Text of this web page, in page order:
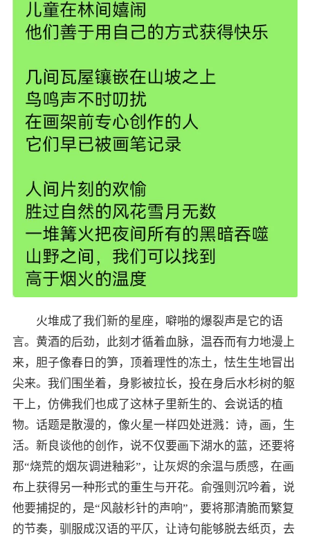
火堆成了我们新的星座，噼啪的爆裂声是它的语
言。黄酒的后劲，此刻才循着血脉，温吞而有力地漫上
来，胆子像春日的笋，顶着理性的冻土，怯生生地冒出
尖来。我们围坐着，身影被拉长，投在身后水杉树的躯
干上，仿佛我们也成了这林子里新生的、会说话的植
物。话题是散漫的，像火星一样四处迸溅：诗，画，生
活。新良谈他的创作，说不仅要画下湖水的蓝，还要将
那“烧荒的烟灰调进釉彩”，让灰烬的余温与质感，在画
布上获得另一种形式的重生与开花。俞强则沉吟着，说
他要捕捉的，是“风敲杉针的声响”，要将那清脆而繁复
的节奏，驯服成汉语的平仄，让诗句能够脱去纸页，去